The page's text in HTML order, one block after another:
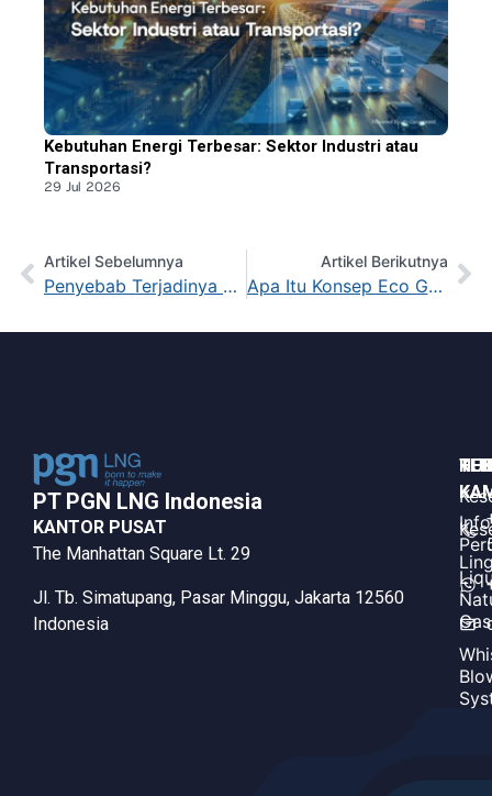
Kebutuhan Energi Terbesar: Sektor Industri atau
Transportasi?
29 Jul 2026
Artikel Sebelumnya
Penyebab Terjadinya Pencemaran Udara dan Cara Mengatasinya
Artikel Berikutnya
Apa Itu Konsep Eco Green dan Penerapannya dalam Kehidupan Sehari-hari
PT PGN LNG Indonesia​
KANTOR PUSAT
The Manhattan Square Lt. 29
Jl. Tb. Simatupang, Pasar Minggu, Jakarta 12560
Indonesia
Gas